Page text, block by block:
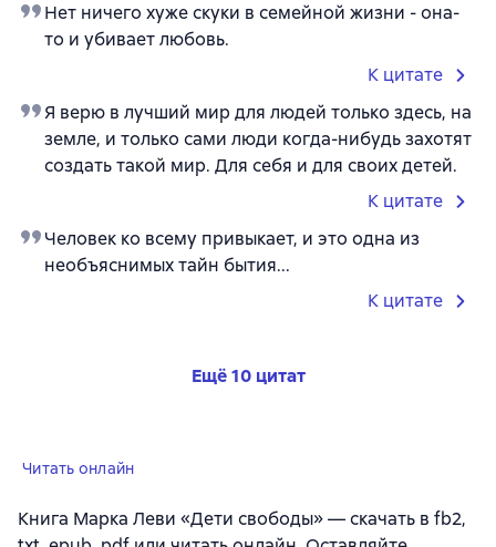
Нет ничего хуже скуки в семейной жизни - она-
то и убивает любовь.
К цитате
Я верю в лучший мир для людей только здесь, на
земле, и только сами люди когда-нибудь захотят
создать такой мир. Для себя и для своих детей.
К цитате
Человек ко всему привыкает, и это одна из
необъяснимых тайн бытия...
К цитате
Ещё 10 цитат
Читать онлайн
Книга Марка Леви «Дети свободы» — скачать в fb2,